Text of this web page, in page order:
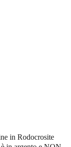
in Rodocrosite